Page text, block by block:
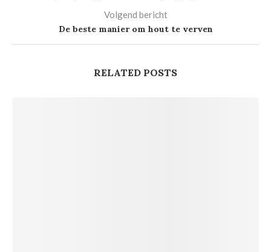
Volgend bericht
De beste manier om hout te verven
RELATED POSTS